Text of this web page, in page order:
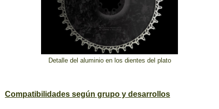
Detalle del aluminio en los dientes del plato
Compatibilidades según grupo y desarrollos